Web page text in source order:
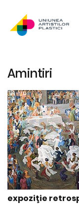
UAP Galerie
Amintiri
expoziţie